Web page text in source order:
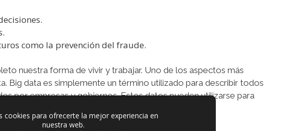
como la prevención del fraude.
nuestra forma de vivir y trabajar. Uno de los aspectos más
Big data es simplemente un término utilizado para describir todos
por empresas y gobiernos. Estos datos pueden utilizarse para
cookies para ofrecerte la mejor experiencia en
nuestra web.